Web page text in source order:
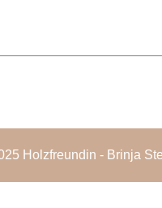
Holzfreundin - Brinja